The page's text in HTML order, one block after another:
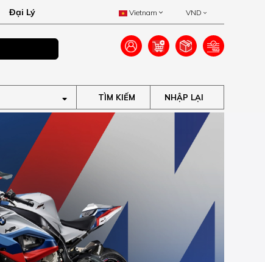
Đại Lý Vietnam VND
TÌM KIẾM